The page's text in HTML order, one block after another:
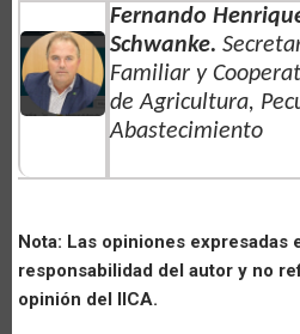
Fernando
Schwanke.
Familiar y
de Agricultura,
Abastecimiento
Nota: Las opiniones expresadas
responsabilidad del autor y no
opinión del IICA.